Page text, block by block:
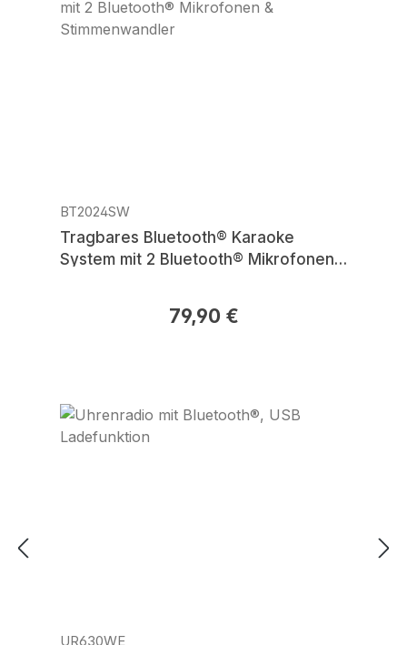
BT2024SW
Tragbares Bluetooth® Karaoke
System mit 2 Bluetooth® Mikrofonen
Regulärer Preis:79,90 €
UR630WE